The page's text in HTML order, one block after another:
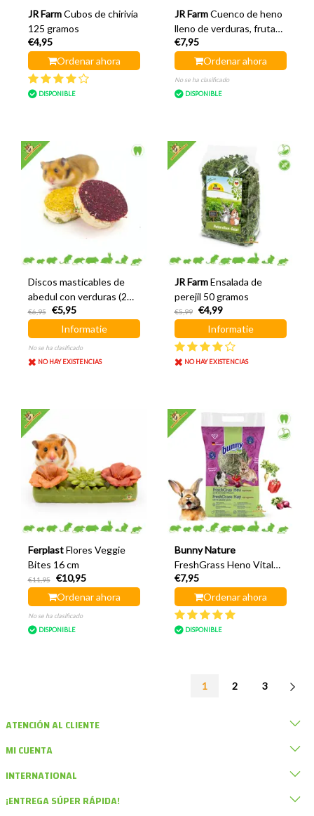
JR Farm Cubos de chirivía
125 gramos
€4,95
Ordenar ahora
DISPONIBLE
JR Farm Cuenco de heno
lleno de verduras, frutas
y flores.
€7,95
Ordenar ahora
No se ha clasificado
DISPONIBLE
Discos masticables de
abedul con verduras (2
unidades)
€6,95
€5,95
Informatie
No se ha clasificado
NO HAY EXISTENCIAS
JR Farm Ensalada de
perejil 50 gramos
€5,99
€4,99
Informatie
NO HAY EXISTENCIAS
Ferplast Flores Veggie
Bites 16 cm
€11,95
€10,95
Ordenar ahora
No se ha clasificado
DISPONIBLE
Bunny Nature
FreshGrass Heno Vital
Vegetables 500 gramos
€7,95
Ordenar ahora
DISPONIBLE
1 2 3
ATENCIÓN AL CLIENTE
MI CUENTA
INTERNATIONAL
¡ENTREGA SÚPER RÁPIDA!